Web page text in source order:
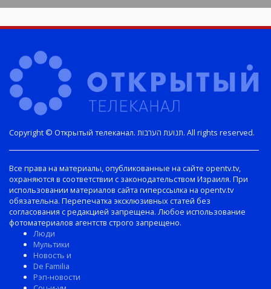
Copyright © Открытый телеканал. תנועת הערבות. All rights reserved.
Все права на материалы, опубликованные на сайте opentv.tv,
охраняются в соответствии с законодательством Израиля. При
использовании материалов сайта гиперссылка на opentv.tv
обязательна. Перепечатка эксклюзивных статей без
согласования с редакцией запрещена. Любое использование
фотоматериалов агентств строго запрещено.
Люди
Мультики
Новость и
De Familia
Рэп-новости